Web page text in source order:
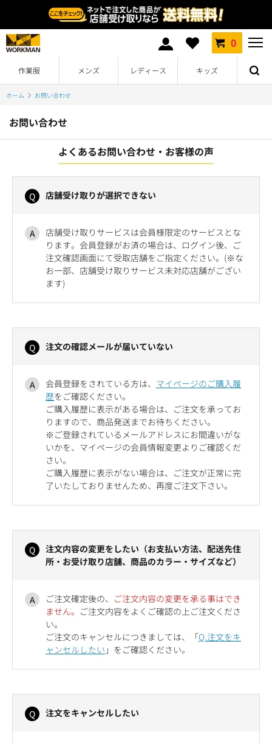
0
作業服 メンズ レディース キッズ
ホーム お問い合わせ
お問い合わせ
よくあるお問い合わせ・お客様の声
店舗受け取りが選択できない
店舗受け取りサービスは会員様限定のサービスとな
ります。会員登録がお済の場合は、ログイン後、ご
注文確認画面にて受取店舗をご指定ください。(※な
お一部、店舗受け取りサービス未対応店舗がござい
ます)
注文の確認メールが届いていない
会員登録をされている方は、 マイページのご購入履
歴をご確認ください。
ご購入履歴に表示がある場合は、ご注文を承ってお
りますので、商品発送までお待ちください。
※ご登録されているメールアドレスにお間違いがな
いかを、マイページの会員情報変更よりご確認くだ
さい。
ご購入履歴に表示がない場合は、ご注文が正常に完
了いたしておりませんため、再度ご注文下さい。
注文内容の変更をしたい（お支払い方法、配送先住
所・お受け取り店舗、商品のカラー・サイズなど）
ご注文確定後の、 ご注文内容の変更を承る事はでき
ません。 ご注文内容をよくご確認の上ご注文くださ
い。
ご注文のキャンセルにつきましては、「Q.注文をキ
ャンセルしたい 」をご確認ください。
注文をキャンセルしたい